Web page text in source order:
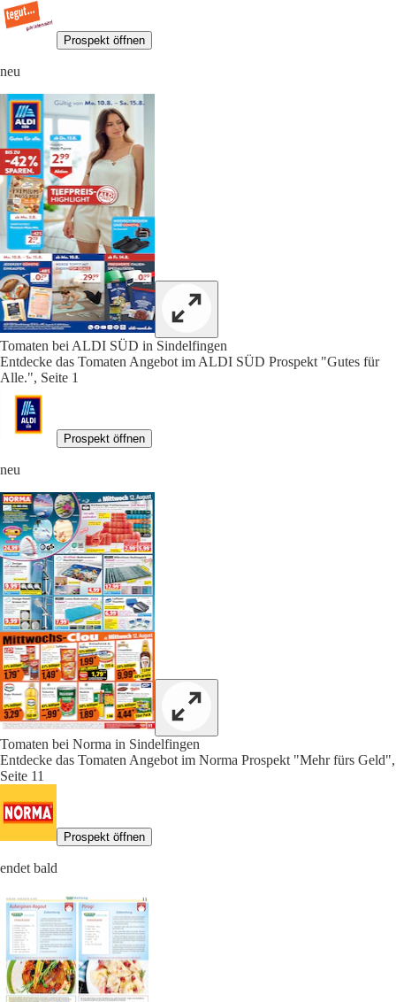
Prospekt öffnen
neu
Tomaten bei ALDI SÜD in Sindelfingen
Entdecke das Tomaten Angebot im ALDI SÜD Prospekt "Gutes für
Alle.", Seite 1
Prospekt öffnen
neu
Tomaten bei Norma in Sindelfingen
Entdecke das Tomaten Angebot im Norma Prospekt "Mehr fürs Geld",
Seite 11
Prospekt öffnen
endet bald